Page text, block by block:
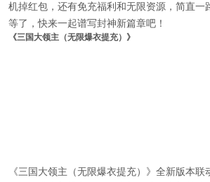
机掉红包，还有免充福利和无限资源，简直一
等了，快来一起谱写封神新篇章吧！
《三国大领主（无限爆衣提充）》
《三国大领主（无限爆衣提充）》全新版本联